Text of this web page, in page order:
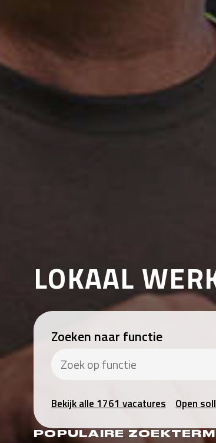
LOKAAL
Zoeken naar functie
Bekijk alle 1761 vacatures Open
POPULAIRE